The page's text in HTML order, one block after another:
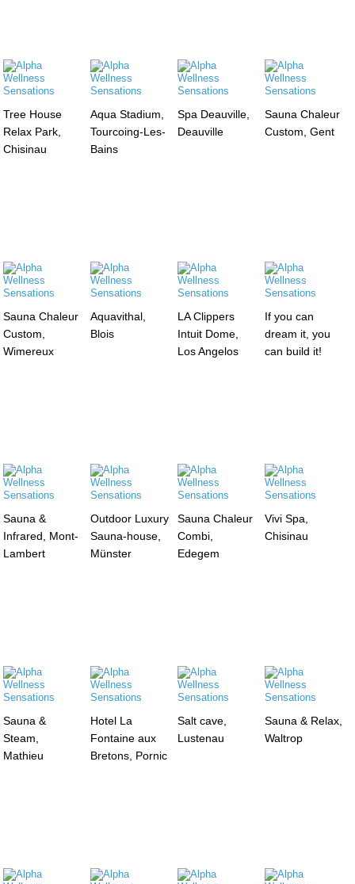
Tree House
Relax Park,
Chisinau
Aqua Stadium,
Tourcoing-Les-
Bains
Spa Deauville,
Deauville
Sauna Chaleur
Custom, Gent
Sauna Chaleur
Custom,
Wimereux
Aquavithal,
Blois
LA Clippers
Intuit Dome,
Los Angelos
If you can
dream it, you
can build it!
Sauna &
Infrared, Mont-
Lambert
Outdoor Luxury
Sauna-house,
Münster
Sauna Chaleur
Combi,
Edegem
Vivi Spa,
Chisinau
Sauna &
Steam,
Mathieu
Hotel La
Fontaine aux
Bretons, Pornic
Salt cave,
Lustenau
Sauna & Relax,
Waltrop